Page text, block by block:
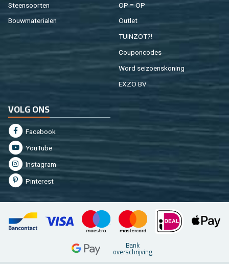
Steen­soor­ten
Bouw­ma­te­ri­a­len
OP = OP
Out­let
TUIN­ZOT?!
Cou­pon­co­des
Word sei­zoens­ko­ning
EXZO BV
VOLG ONS
Fa­cebook
You­Tu­be
In­st­agram
Pin­te­rest
Bank
over­schrij­ving